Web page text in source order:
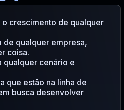
crescimento de qualquer
de qualquer empresa,
coisa.
qualquer cenário e
que estão na linha de
busca desenvolver